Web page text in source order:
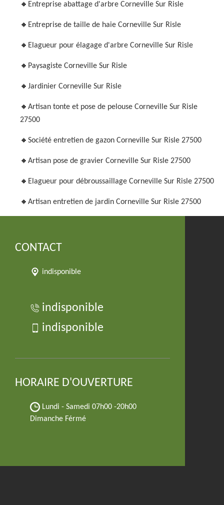
Entreprise abattage d'arbre Corneville Sur Risle
Entreprise de taille de haie Corneville Sur Risle
Elagueur pour élagage d'arbre Corneville Sur Risle
Paysagiste Corneville Sur Risle
Jardinier Corneville Sur Risle
Artisan tonte et pose de pelouse Corneville Sur Risle
27500
Société entretien de gazon Corneville Sur Risle 27500
Artisan pose de gravier Corneville Sur Risle 27500
Elagueur pour débroussaillage Corneville Sur Risle 27500
Artisan entretien de jardin Corneville Sur Risle 27500
CONTACT
indisponible
indisponible
indisponible
HORAIRE D'OUVERTURE
Lundi - Samedi 07h00 -20h00
Dimanche Férmé